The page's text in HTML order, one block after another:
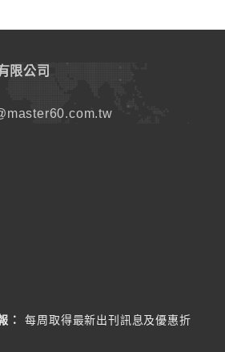
限公司
：
每周取得最新出刊訊息及優惠折